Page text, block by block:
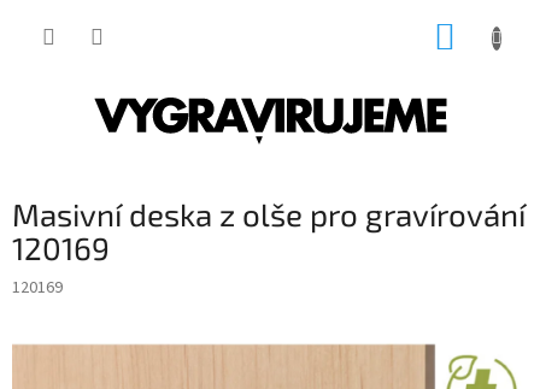
Masivní deska z olše pro gravírování
120169
120169